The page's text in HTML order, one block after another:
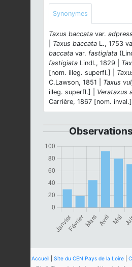
Synonymes
Taxus baccata var.
Taxus baccata L., 1753
baccata var. fastigiata
fastigiata Lindl., 1829 |
[nom. illeg. superfl.] |
C.Lawson, 1851 | Taxus
illeg. superfl.] | Verataxus
Carrière, 1867 [nom. inval.]
Accueil Site du CEN Pays de la Loire